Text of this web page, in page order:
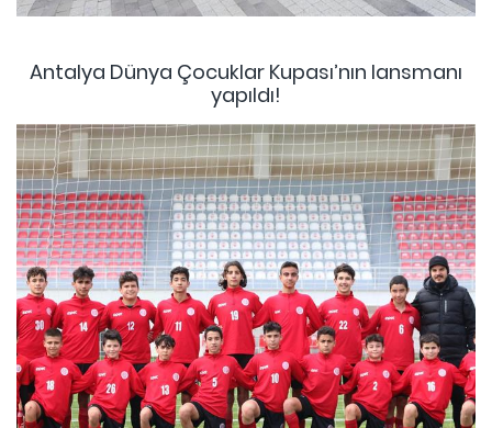
Antalya Dünya Çocuklar Kupası’nın lansmanı
yapıldı!